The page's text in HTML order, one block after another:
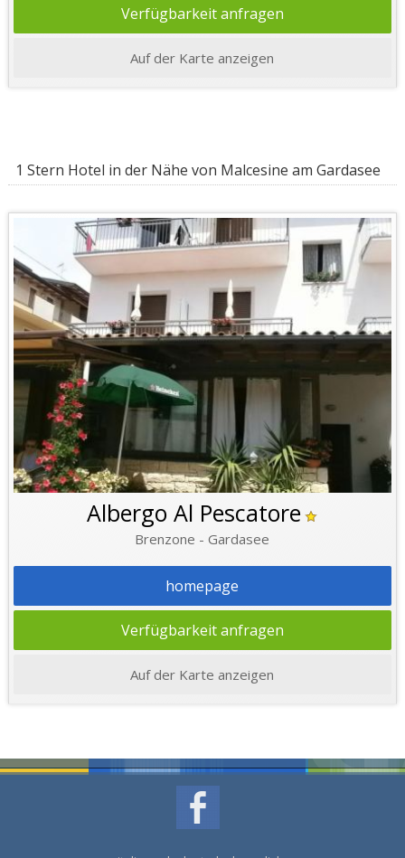
Verfügbarkeit anfragen
Auf der Karte anzeigen
1 Stern Hotel in der Nähe von Malcesine am Gardasee
Albergo Al Pescatore
Brenzone - Gardasee
homepage
Verfügbarkeit anfragen
Auf der Karte anzeigen